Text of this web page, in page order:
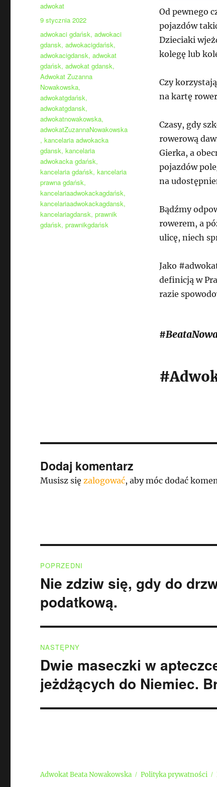
Od pewnego
pojazdów
Dzieciaki
kolegę lub
Czy
na kartę
Czasy, gdy
rowerową
Gierka, a
pojazdów
na
Bądźmy
rowerem, a
ulicę, niech
Jako
definicją w
razie
Autor
adwokat
Data
publikacji
9 stycznia 2022
Tagi
adwokaci gdańsk,adwokaci
gdansk,adwokacigdańsk,
adwokacigdansk,adwokat
gdańsk,adwokat gdansk,
Adwokat Zuzanna
Nowakowska,
adwokatgdańsk,
adwokatgdansk,
adwokatnowakowska,
adwokatZuzannaNowakowska
,kancelaria adwokacka
gdansk,kancelaria
adwokacka gdańsk,
kancelaria gdańsk,kancelaria
prawna gdańsk,
kancelariaadwokackagdańsk,
kancelariaadwokackagdansk,
kancelariagdansk,prawnik
gdańsk,prawnikgdańsk
Dodaj komentarz
Musisz sięzalogować, aby móc dodać
wpisu
POPRZEDNI
Poprzedni
Nie zdziw się, gdy do
podatkową.
NASTĘPNY
Następny
wpis:
Dwie maseczki w
jeżdżących do Niemiec.
Adwokat Beata Nowakowska Polityka prywatności